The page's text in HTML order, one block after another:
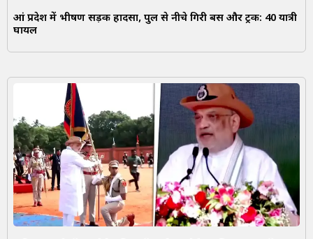
आंध्र प्रदेश में भीषण सड़क हादसा, पुल से नीचे गिरी बस और ट्रक: 40 यात्री
घायल